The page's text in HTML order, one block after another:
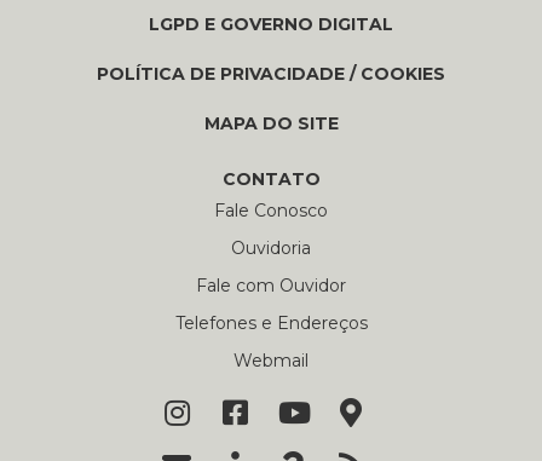
LGPD E GOVERNO DIGITAL
POLÍTICA DE PRIVACIDADE / COOKIES
MAPA DO SITE
CONTATO
Fale Conosco
Ouvidoria
Fale com Ouvidor
Telefones e Endereços
Webmail